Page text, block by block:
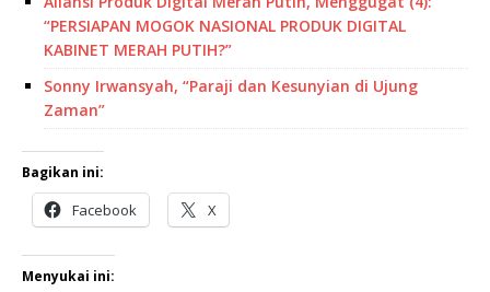
“PERSIAPAN MOGOK NASIONAL PRODUK DIGITAL
KABINET MERAH PUTIH?”
Sonny Irwansyah, “Paraji dan Kesunyian di Ujung
Zaman”
Bagikan ini:
Facebook X
Menyukai ini: